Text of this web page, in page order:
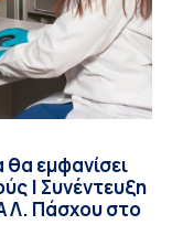
εμφανίσει
| Συνέντευξη
Λ. Πάσχου στο